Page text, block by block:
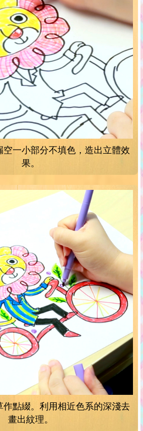
空一小部分不填色，造出立體效
果。
作點綴。利用相近色系的深淺去
畫出紋理。